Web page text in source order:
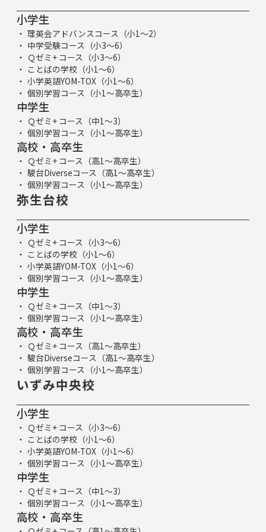
小学生
理英会アドバンスコース（小1～2）
中学受験コース（小3～6）
Ｑゼミ+ コース（小3～6）
ことばの学校（小1～6）
小学英語YOM-TOX（小1～6）
個別学習コース（小1～高卒生）
中学生
Ｑゼミ+ コース（中1～3）
個別学習コース（小1～高卒生）
高校・高卒生
Ｑゼミ+ コース（高1～高卒生）
駿台Diverseコース（高1～高卒生）
個別学習コース（小1～高卒生）
弥生台校
小学生
Ｑゼミ+ コース（小3～6）
ことばの学校（小1～6）
小学英語YOM-TOX（小1～6）
個別学習コース（小1～高卒生）
中学生
Ｑゼミ+ コース（中1～3）
個別学習コース（小1～高卒生）
高校・高卒生
Ｑゼミ+ コース（高1～高卒生）
駿台Diverseコース（高1～高卒生）
個別学習コース（小1～高卒生）
いずみ中央校
小学生
Ｑゼミ+ コース（小3～6）
ことばの学校（小1～6）
小学英語YOM-TOX（小1～6）
個別学習コース（小1～高卒生）
中学生
Ｑゼミ+ コース（中1～3）
個別学習コース（小1～高卒生）
高校・高卒生